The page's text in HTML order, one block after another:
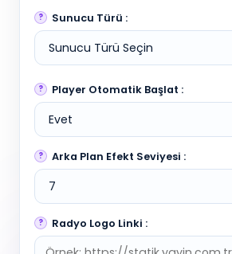
Sunucu Türü :
Player Otomatik Başlat :
Arka Plan Efekt Seviyesi :
Radyo Logo Linki :